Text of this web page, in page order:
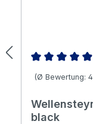
(Ø Bewertung:
black